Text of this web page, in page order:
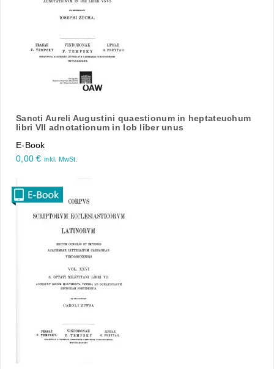
Sancti Aureli Augustini quaestionum in heptateuchum
libri VII adnotationum in Iob liber unus
E-Book
0,00€ inkl. MwSt.